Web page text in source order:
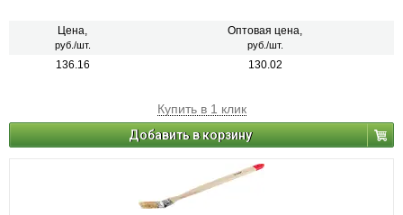
Цена,
руб./шт.
Оптовая цена,
руб./шт.
136.16 130.02
Купить в 1 клик
Добавить в корзину